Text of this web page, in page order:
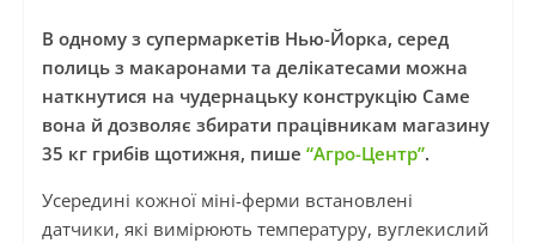
В одному з супермаркетів Нью-Йорка, серед
полиць з макаронами та делікатесами можна
наткнутися на чудернацьку конструкцію Саме
вона й дозволяє збирати працівникам магазину
35 кг грибів щотижня, пише “Агро-Центр”.
Усередині кожної міні-ферми встановлені
датчики, які вимірюють температуру, вуглекислий